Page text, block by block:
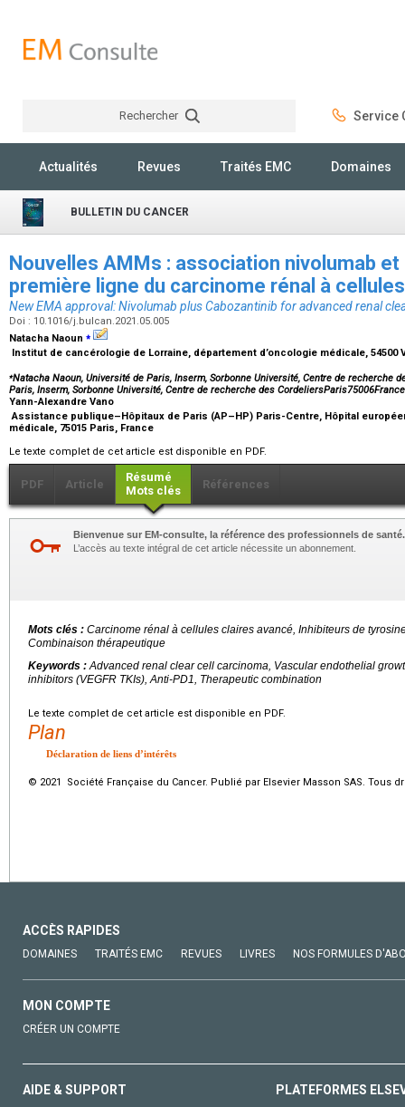
Rechercher Service
Actualités Revues Traités EMC Domaines
BULLETIN DU CANCER
Nouvelles AMMs : association nivolumab
première ligne du carcinome rénal à
New EMA approval: Nivolumab plus Cabozantinib for advanced renal
Doi : 10.1016/j.bulcan.2021.05.005
Natacha Naoun ⁎
Institut de cancérologie de Lorraine, département d’oncologie médicale,
⁎Natacha Naoun, Université de Paris, Inserm, Sorbonne Université, Centre de recherche
Paris, Inserm, Sorbonne Université, Centre de recherche des CordeliersParis75006France
Yann-Alexandre Vano
Assistance publique–Hôpitaux de Paris (AP–HP) Paris-Centre, Hôpital
médicale, 75015 Paris, France
Le texte complet de cet article est disponible en PDF.
PDF Article
Résumé
Mots clés
Références
Bienvenue sur EM-consulte, la référence des professionnels de santé.
L’accès au texte intégral de cet article nécessite un abonnement.
Mots clés : Carcinome rénal à cellules claires avancé, Inhibiteurs de
Combinaison thérapeutique
Keywords :Advanced renal clear cell carcinoma, Vascular endothelial
inhibitors (VEGFR TKIs), Anti-PD1, Therapeutic combination
Le texte complet de cet article est disponible en PDF.
Plan
Déclaration de liens d’intérêts
© 2021 Société Française du Cancer. Publié par Elsevier Masson SAS. Tous
ACCÈS RAPIDES
DOMAINES TRAITÉS EMC REVUES LIVRES NOS FORMULES
MON COMPTE
CRÉER UN COMPTE
AIDE & SUPPORT PLATEFORMES